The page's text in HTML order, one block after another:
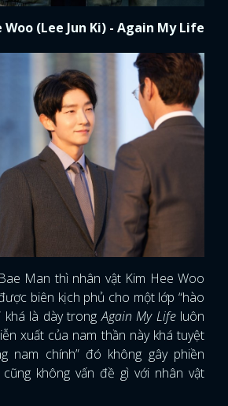
Woo (Lee Jun Ki) - Again My Life
Man thì nhân vật Kim Hee Woo
biên kịch phủ cho một lớp “hào
khá là dày trongAgain My Lifeluôn
xuất của nam thần này khá tuyệt
nam chính” đó không gây phiền
không vấn đề gì với nhân vật